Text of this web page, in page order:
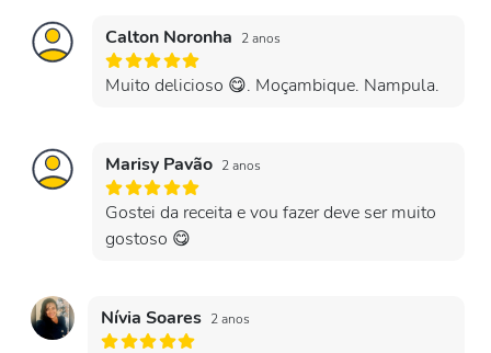
Calton Noronha 2 anos
Muito delicioso 😋. Moçambique. Nampula.
Marisy Pavão 2 anos
Gostei da receita e vou fazer deve ser muito
gostoso 😋
Nívia Soares 2 anos